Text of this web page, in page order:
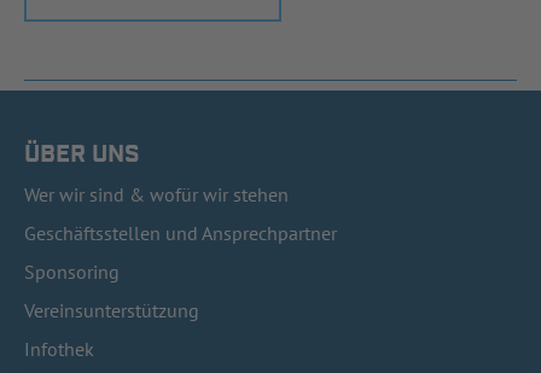
ÜBER UNS
Wer wir sind & wofür wir stehen
Geschäftsstellen und Ansprechpartner
Sponsoring
Vereinsunterstützung
Infothek